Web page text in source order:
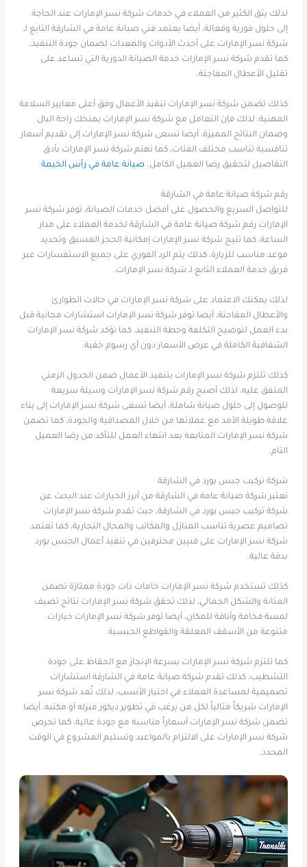
لذلك يثق الكثير من العملاء في خدمات شركة نسر الإمارات عند الحاجة
إلى حلول فورية وفعالة، أيضا يعتمد فني صيانة عامة في الشارقة التابع لـ
شركة نسر الإمارات على أحدث الأدوات والمعدات لضمان جودة التنفيذ،
كما تقدم شركة نسر الإمارات خدمة الصيانة الدورية التي تساعد على
تقليل الأعطال المفاجئة.
كذلك تضمن شركة نسر الإمارات تنفيذ الأعمال وفق أعلى معايير السلامة
المهنية، لذلك فإن التعامل مع شركة نسر الإمارات يمنحك راحة البال
وضمان النتائج المميزة، أيضا تسعى شركة نسر الإمارات إلى تقديم أسعار
تنافسية تناسب مختلف الفئات، كما تهتم شركة نسر الإمارات بأدق
التفاصيل لتحقيق رضا العميل الكامل. صيانة عامة في رأس الخيمة
رقم شركة صيانة عامة في الشارقة
للتواصل السريع والحصول على أفضل خدمات الصيانة، توفر شركة نسر
الإمارات رقم شركة صيانة عامة في الشارقة لخدمة العملاء على مدار
الساعة، كما تتيح شركة نسر الإمارات إمكانية الحجز المسبق وتحديد
موعد مناسب للزيارة، كذلك يتم الرد الفوري على جميع الاستفسارات عبر
فريق خدمة العملاء التابع لـ شركة نسر الإمارات.
لذلك يمكنك الاعتماد على شركة نسر الإمارات في حالات الطوارئ
والأعطال المفاجئة، أيضا توفر شركة نسر الإمارات استشارات مجانية قبل
بدء العمل لتوضيح التكلفة وخطة التنفيذ، كما تؤكد شركة نسر الإمارات
الشفافية الكاملة في عرض الأسعار دون أي رسوم خفية.
كذلك تلتزم شركة نسر الإمارات بتنفيذ الأعمال ضمن الجدول الزمني
المتفق عليه، لذلك أصبح رقم شركة نسر الإمارات وسيلة سريعة
للوصول إلى حلول صيانة شاملة، أيضا تسعى شركة نسر الإمارات إلى بناء
علاقة طويلة الأمد مع عملائها من خلال المصداقية والجودة، كما تضمن
شركة نسر الإمارات المتابعة بعد انتهاء العمل للتأكد من رضا العميل
التام.
شركة تركيب جبس بورد في الشارقة
تعتبر شركة صيانة عامة في الشارقة من أبرز الخيارات عند البحث عن
شركة تركيب جبس بورد في الشارقة، حيث تقدم شركة نسر الإمارات
تصاميم عصرية تناسب المنازل والمكاتب والمحال التجارية، كما تعتمد
شركة نسر الإمارات على فنيين محترفين في تنفيذ أعمال الجبس بورد
بدقة عالية.
كذلك تستخدم شركة نسر الإمارات خامات ذات جودة ممتازة تضمن
المتانة والشكل الجمالي، لذلك تحقق شركة نسر الإمارات نتائج تضيف
لمسة فخامة وأناقة للمكان، أيضا توفر شركة نسر الإمارات خيارات
متنوعة من الأسقف المعلقة والقواطع الجبسية.
كما تلتزم شركة نسر الإمارات بسرعة الإنجاز مع الحفاظ على جودة
التشطيب، كذلك تقدم شركة صيانة عامة في الشارقة استشارات
تصميمية لمساعدة العملاء في اختيار الأنسب، لذلك تُعد شركة نسر
الإمارات شريكاً مثالياً لكل من يرغب في تطوير ديكور منزله أو مكتبه، أيضا
تضمن شركة نسر الإمارات أسعاراً مناسبة مع جودة عالية، كما تحرص
شركة نسر الإمارات على الالتزام بالمواعيد وتسليم المشروع في الوقت
المحدد.